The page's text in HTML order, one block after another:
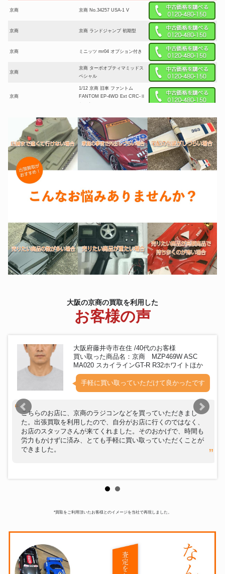
京商 京商 No.34257 USA-1 V
京商 京商 ランドジャンプ 初期型
京商 ミニッツ mr04 オプション付き
京商
京商 ターボオプティマミッドス
ペシャル
京商
1/12 京商 旧車 ファントム
FANTOM EP-4WD Ext CRC-Ⅱ
セット
240Z 日産 CIRCUIT SERIES
京商 1/8 エンジン ラジコンカー
京商
KYOSHO 京商 1/10 トマホーク
2015 TOMAHAWK 初版 グッド
京商
京商ターボスコーピオン
京商 ハコスカ フェーザーMk2シ
ャーシキット ノンデコレーショ
京商
京商 オプティマミッド 復刻版
KYOSHO OPTIMA MID 4WD
電動RC EP レーシングバギー
大阪の京商の買取を利用した
お客様の声
大阪府藤井寺市在住 /40代のお客様
買い取った商品名：京商 MZP469W ASC
MA020 スカイラインGT-R R32ホワイトほか
手軽に買い取っていただけて良かったです
こちらのお店に、京商のラジコンなどを買っていただきまし
た。出張買取を利用したので、自分がお店に行くのではなく、
お店のスタッフさんが来てくれました。そのおかげで、時間も
労力もかけずに済み、とても手軽に買い取っていただくことが
できました。
*買取をご利用頂いたお客様とのイメージを当社で再現しました。